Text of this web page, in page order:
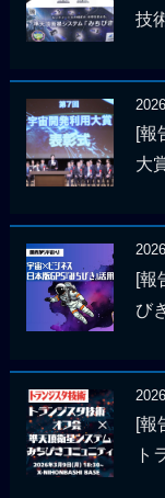
技
[報
大
[報
び
[報
ト